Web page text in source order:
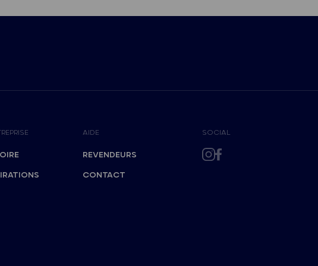
AIDE
REVENDEURS
CONTACT
SOCIAL